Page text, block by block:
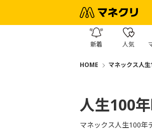
新着 人気
HOME マネックス人
人生100
マネックス人生100年